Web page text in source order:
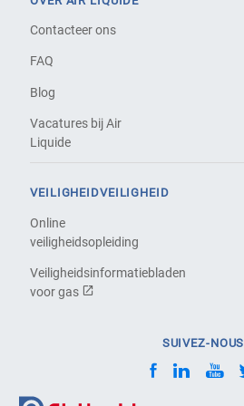
Contacteer ons
FAQ
Blog
Vacatures bij Air
Liquide
VEILIGHEIDVEILIGHEID
Online
veiligheidsopleiding
Veiligheidsinformatiebladen
voor gas
SUIVEZ-NOUS